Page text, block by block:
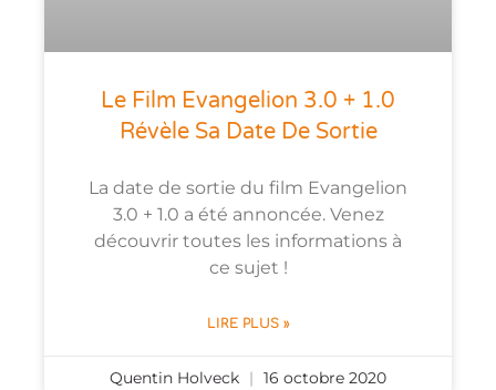
Le Film Evangelion 3.0 + 1.0
Révèle Sa Date De Sortie
La date de sortie du film Evangelion
3.0 + 1.0 a été annoncée. Venez
découvrir toutes les informations à
ce sujet !
LIRE PLUS »
Quentin Holveck 16 octobre 2020